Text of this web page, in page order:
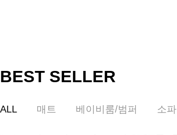
BEST SELLER
ALL 매트 베이비룸/범퍼 소파